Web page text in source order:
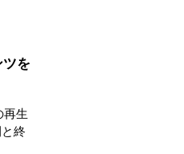
ツを
再生
終